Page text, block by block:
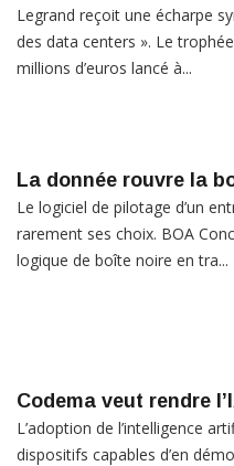
Legrand reçoit une écharpe
des data centers ». Le
millions d’euros lancé à...
La donnée rouvre la
Le logiciel de pilotage d’un
rarement ses choix. BOA
logique de boîte noire en tra...
Codema veut rendre
L’adoption de l’intelligence
dispositifs capables d’en